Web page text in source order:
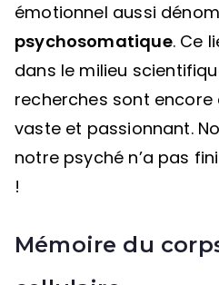
émotionnel aussi
psychosomatique. Ce
dans le milieu
recherches sont
vaste et passionnant.
notre psyché n’a pas
!
Mémoire du